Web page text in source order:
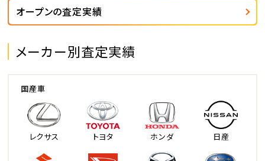
オープンの査定実績
メーカー別査定実績
国産車
レクサス トヨタ ホンダ 日産